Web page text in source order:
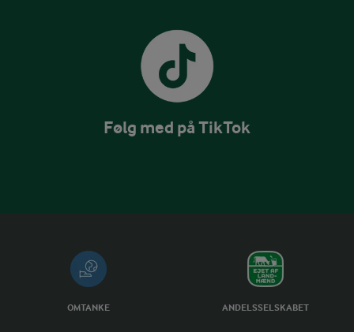
Følg med på TikTok
OMTANKE ANDELSSELSKABET